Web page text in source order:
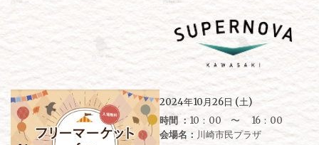
2024年10月26日 (土)
時間 ：10：00 〜 16：00
会場名： 川崎市民プラザ